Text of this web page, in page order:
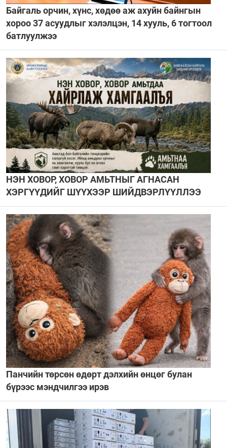
Байгаль орчин, хүнс, хөдөө аж ахуйн байнгын
хороо 37 асуудлыг хэлэлцэн, 14 хууль, 6 тогтоол
батлуулжээ
НЭН ХОВОР, ХОВОР АМЬТНЫГ АГНАСАН
ХЭРГҮҮДИЙГ ШҮҮХЭЭР ШИЙДВЭРЛҮҮЛЛЭЭ
Панчийн төрсөн өдөрт дэлхийн өнцөг булан
бүрээс мэндчилгээ ирэв